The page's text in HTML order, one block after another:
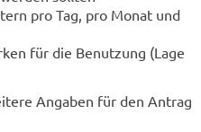
pro Tag, pro Monat und
für die Be­nut­zung (Lage
An­ga­ben für den An­trag